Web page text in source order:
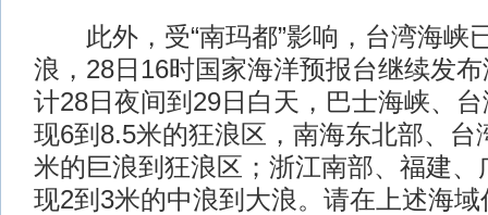
此外，受“南玛都”影响，台湾海峡
浪，28日16时国家海洋预报台继续发
计28日夜间到29日白天，巴士海峡、
现6到8.5米的狂浪区，南海东北部、台
米的巨浪到狂浪区；浙江南部、福建、
现2到3米的中浪到大浪。请在上述海